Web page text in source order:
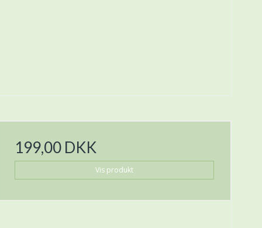
199,00 DKK
Vis produkt